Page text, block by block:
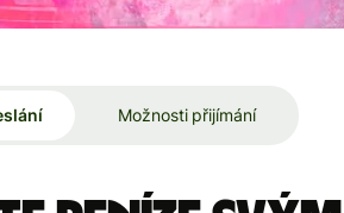
Možnosti přijímání